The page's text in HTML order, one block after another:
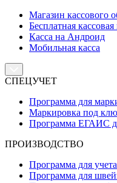
Магазин кассового
Бесплатная
Касса на Андроид
Мобильная касса
СПЕЦУЧЕТ
Программа для
Маркировка под
Программа ЕГАИС
ПРОИЗВОДСТВО
Программа для
Программа для